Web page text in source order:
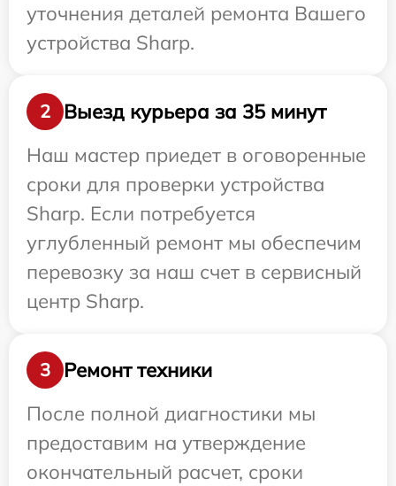
уточнения деталей ремонта Вашего
устройства Sharp.
2
Выезд курьера за 35 минут
Наш мастер приедет в оговоренные
сроки для проверки устройства
Sharp. Если потребуется
углубленный ремонт мы обеспечим
перевозку за наш счет в сервисный
центр Sharp.
3
Ремонт техники
После полной диагностики мы
предоставим на утверждение
окончательный расчет, сроки